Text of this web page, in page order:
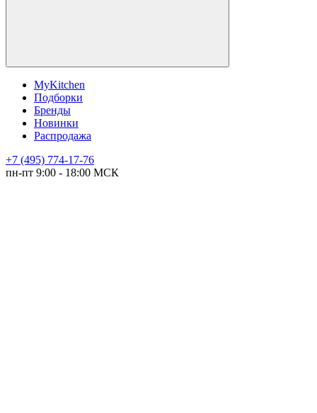
MyKitchen
Подборки
Бренды
Новинки
Распродажа
+7 (495) 774-17-76
пн-пт 9:00 - 18:00 МСК